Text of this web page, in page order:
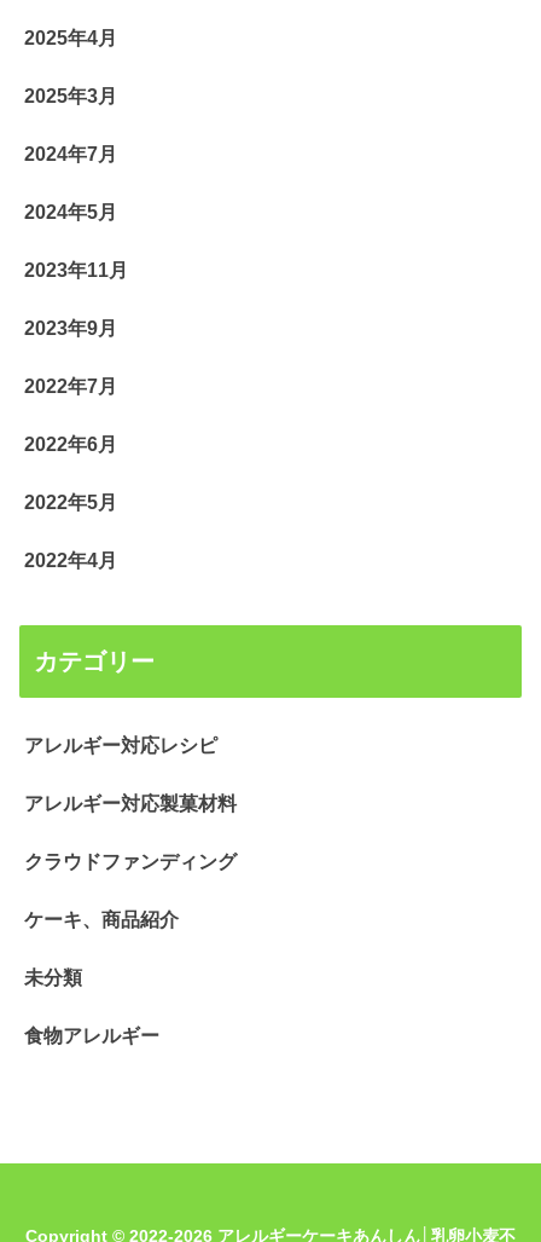
2025年4月
2025年3月
2024年7月
2024年5月
2023年11月
2023年9月
2022年7月
2022年6月
2022年5月
2022年4月
カテゴリー
アレルギー対応レシピ
アレルギー対応製菓材料
クラウドファンディング
ケーキ、商品紹介
未分類
食物アレルギー
Copyright © 2022-2026 アレルギーケーキあんしん│乳卵小麦不